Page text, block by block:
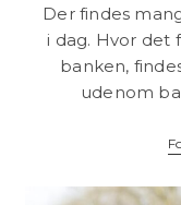
Der findes
i dag. Hvor
banken,
udenom